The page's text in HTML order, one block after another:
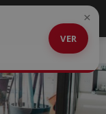
VER
×